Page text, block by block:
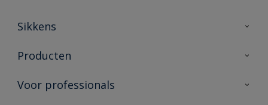
Sikkens
Over Sikkens
Duurzaamheid
Producten
Producten voor binnen
Voor professionals